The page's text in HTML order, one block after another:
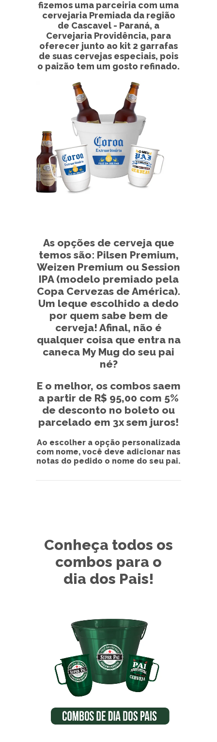
fizemos uma parceiria com uma
cervejaria Premiada da região
de Cascavel - Paraná, a
Cervejaria Providência, para
oferecer junto ao kit 2 garrafas
de suas cervejas especiais, pois
o paizão tem um gosto refinado.
As opções de cerveja que
temos são: Pilsen Premium,
Weizen Premium ou Session
IPA (modelo premiado pela
Copa Cervezas de América).
Um leque escolhido a dedo
por quem sabe bem de
cerveja! Afinal, não é
qualquer coisa que entra na
caneca My Mug do seu pai
né?
E o melhor, os combos saem
a partir de R$ 95,00 com 5%
de desconto no boleto ou
parcelado em 3x sem juros!
Ao escolher a opção personalizada
com nome, você deve adicionar nas
notas do pedido o nome do seu pai.
Conheça todos os
combos para o
dia dos Pais!